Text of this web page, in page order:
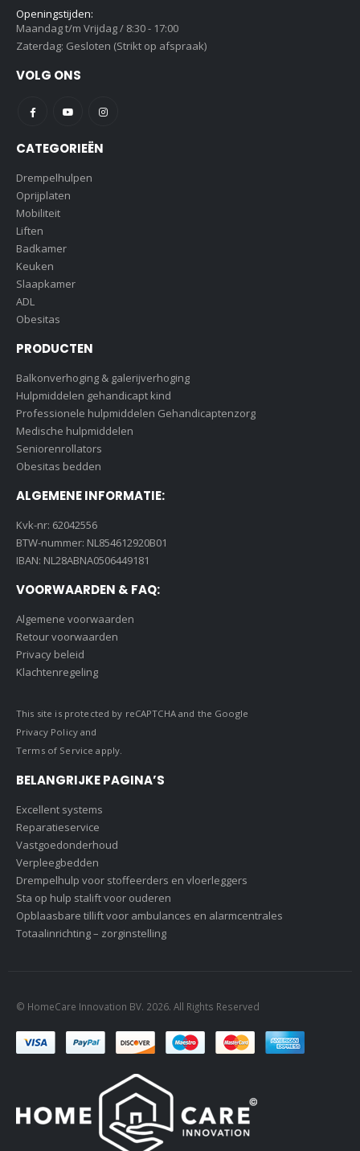
Openingstijden:
Maandag t/m Vrijdag / 8:30 - 17:00
Zaterdag: Gesloten (Strikt op afspraak)
VOLG ONS
CATEGORIEËN
Drempelhulpen
Oprijplaten
Mobiliteit
Liften
Badkamer
Keuken
Slaapkamer
ADL
Obesitas
PRODUCTEN
Balkonverhoging & galerijverhoging
Hulpmiddelen gehandicapt kind
Professionele hulpmiddelen Gehandicaptenzorg
Medische hulpmiddelen
Seniorenrollators
Obesitas bedden
ALGEMENE INFORMATIE:
Kvk-nr: 62042556
BTW-nummer: NL854612920B01
IBAN: NL28ABNA0506449181
VOORWAARDEN & FAQ:
Algemene voorwaarden
Retour voorwaarden
Privacy beleid
Klachtenregeling
This site is protected by reCAPTCHA and the Google
Privacy Policyand
Terms of Service apply.
BELANGRIJKE PAGINA’S
Excellent systems
Reparatieservice
Vastgoedonderhoud
Verpleegbedden
Drempelhulp voor stoffeerders en vloerleggers
Sta op hulp stalift voor ouderen
Opblaasbare tillift voor ambulances en alarmcentrales
Totaalinrichting – zorginstelling
© HomeCare Innovation BV. 2026. All Rights Reserved